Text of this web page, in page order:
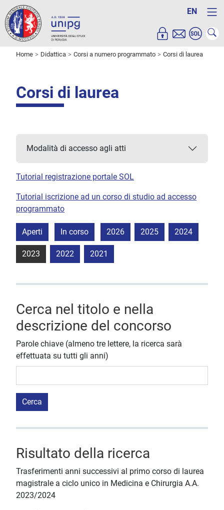
EN
Home Didattica Corsi a numero programmato Corsi di laurea
Corsi di laurea
Modalità di accesso agli atti
Tutorial registrazione portale SOL
Tutorial iscrizione ad un corso di studio ad accesso
programmato
Aperti In corso 2026 2025 2024
2023 2022 2021
Cerca nel titolo e nella
descrizione del concorso
Parole chiave (almeno tre lettere, la ricerca sarà
effettuata su tutti gli anni)
Cerca
Risultato della ricerca
Trasferimenti anni successivi al primo corso di laurea
magistrale a ciclo unico in Medicina e Chirurgia A.A.
2023/2024